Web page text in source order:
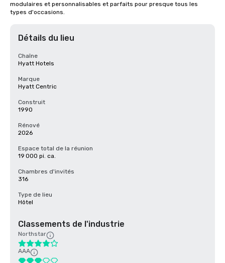
modulaires et personnalisables et parfaits pour presque tous les
types d'occasions.
Détails du lieu
Chaîne
Hyatt Hotels
Marque
Hyatt Centric
Construit
1990
Rénové
2026
Espace total de la réunion
19 000 pi. ca.
Chambres d'invités
316
Type de lieu
Hôtel
Classements de l'industrie
Northstar
AAA